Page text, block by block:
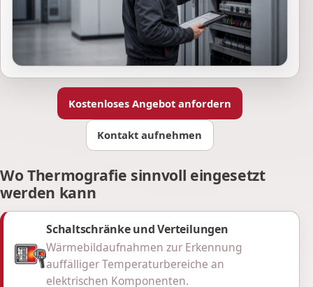
Kostenloses Angebot anfordern
Kontakt aufnehmen
Wo Thermografie sinnvoll eingesetzt
werden kann
Schaltschränke und Verteilungen
Wärmebildaufnahmen zur Erkennung
auffälliger Temperaturbereiche an
elektrischen Komponenten.